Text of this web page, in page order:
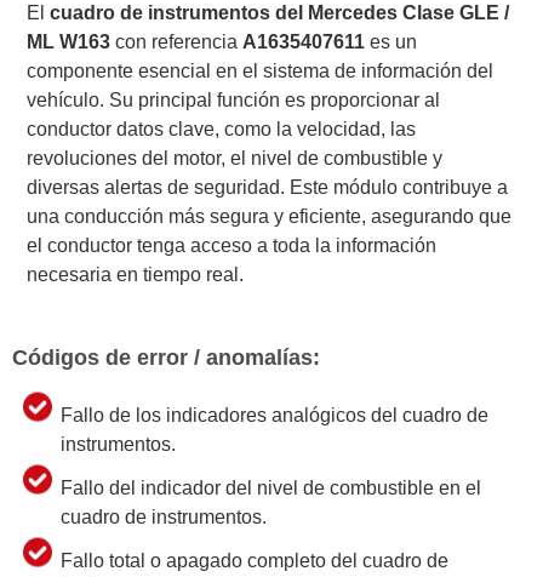
Elcuadro de instrumentos del Mercedes Clase GLE /
ML W163con referencia A1635407611 es un
componente esencial en el sistema de información del
vehículo. Su principal función es proporcionar al
conductor datos clave, como la velocidad, las
revoluciones del motor, el nivel de combustible y
diversas alertas de seguridad. Este módulo contribuye a
una conducción más segura y eficiente, asegurando que
el conductor tenga acceso a toda la información
necesaria en tiempo real.
Códigos de error / anomalías:
Fallo de los indicadores analógicos del cuadro de
instrumentos.
Fallo del indicador del nivel de combustible en el
cuadro de instrumentos.
Fallo total o apagado completo del cuadro de